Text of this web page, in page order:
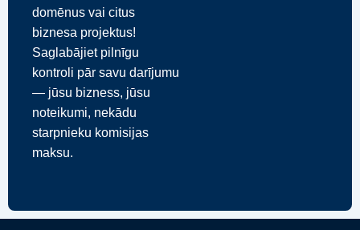
domēnus vai citus
biznesa projektus!
Saglabājiet pilnīgu
kontroli pār savu darījumu
— jūsu bizness, jūsu
noteikumi, nekādu
starpnieku komisijas
maksu.